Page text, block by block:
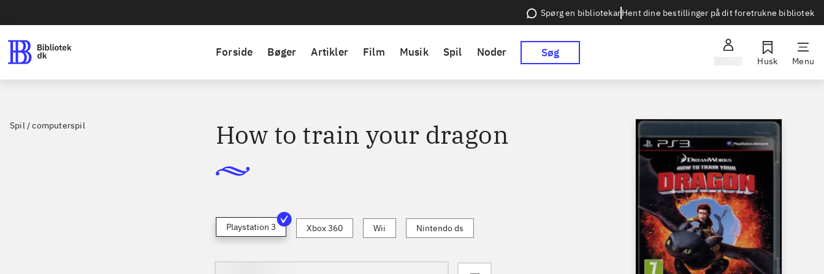
Spørg en bibliotekarHent dine bestillinger på dit foretrukne bibliotek
Forside Bøger Artikler Film Musik Spil Noder Søg
Husk Menu
Spil / computerspil How to train your dragon
Playstation 3 Xbox 360 Wii Nintendo ds